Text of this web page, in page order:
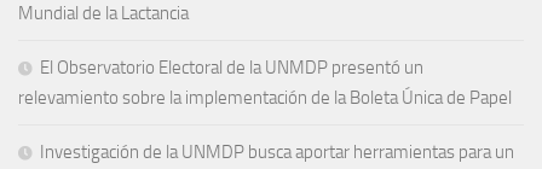
Mundial de la Lactancia
El Observatorio Electoral de la UNMDP presentó un
relevamiento sobre la implementación de la Boleta Única de Papel
Investigación de la UNMDP busca aportar herramientas para un